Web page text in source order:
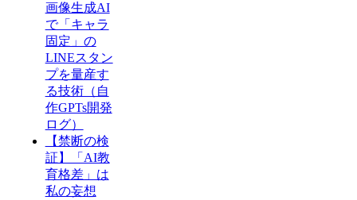
画像生成AI
で「キャラ
固定」の
LINEスタン
プを量産す
る技術（自
作GPTs開発
ログ）
【禁断の検
証】「AI教
育格差」は
私の妄想